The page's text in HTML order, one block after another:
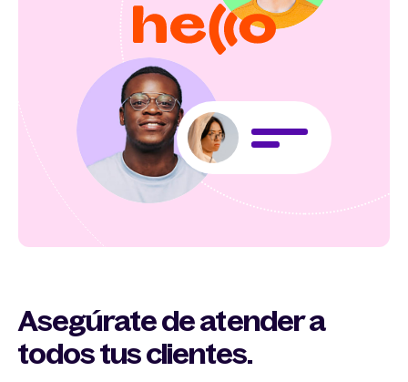
Asegúrate de atender a
todos tus clientes.